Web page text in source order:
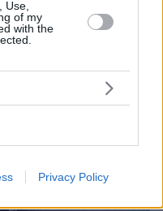
Use,
of my
with the
Privacy Policy